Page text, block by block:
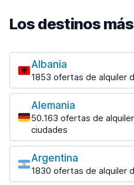
Los destinos
Albania
1853 ofertas de alquiler
Los destinos más
Tirana
1433 ofertas en 7 lugares
Tirana Aeropuerto
desde 31,41 € al día
Alemania
50.163 ofertas de
ciudades
Los destinos más
Berlin
2315 ofertas en 28 lugares
Argentina
1830 ofertas de alquiler
Los destinos más